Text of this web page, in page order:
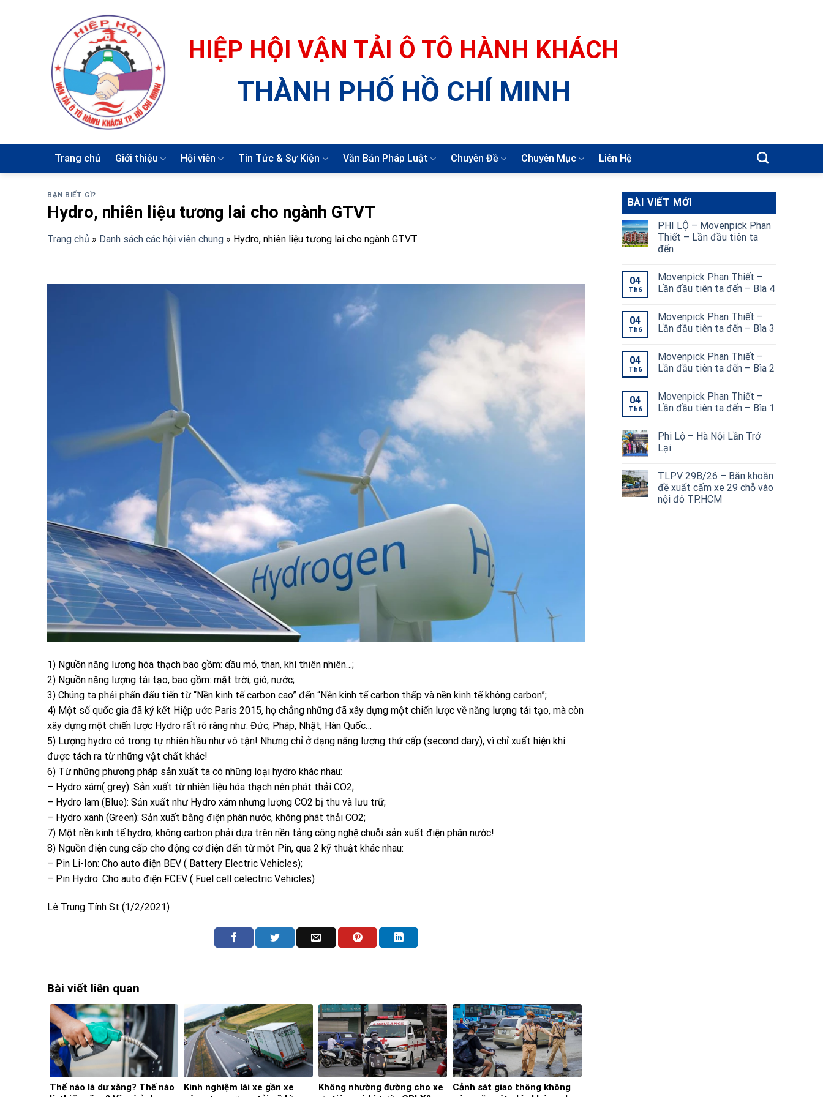
HIỆP HỘI VẬN TẢI Ô TÔ HÀNH KHÁCH
THÀNH PHỐ HỒ CHÍ MINH
Trang chủ Giới thiệu Hội viên Tin Tức & Sự Kiện Văn Bản Pháp Luật Chuyên Đề Chuyên Mục Liên Hệ
BẠN BIẾT GÌ?
Hydro, nhiên liệu tương lai cho ngành GTVT
Trang chủ » Danh sách các hội viên chung » Hydro, nhiên liệu tương lai cho ngành GTVT
1) Nguồn năng lương hóa thạch bao gồm: dầu mỏ, than, khí thiên nhiên…;
2) Nguồn năng lượng tái tạo, bao gồm: mặt trời, gió, nước;
3) Chúng ta phải phấn đấu tiến từ “Nền kinh tế carbon cao” đến “Nền kinh tế carbon thấp và nền kinh tế không carbon”;
4) Một số quốc gia đã ký kết Hiệp ước Paris 2015, họ chẳng những đã xây dựng một chiến lược về năng lượng tái tạo, mà còn
xây dựng một chiến lược Hydro rất rõ ràng như: Đức, Pháp, Nhật, Hàn Quốc…
5) Lượng hydro có trong tự nhiên hầu như vô tận! Nhưng chỉ ở dạng năng lượng thứ cấp (second dary), vì chỉ xuất hiện khi
được tách ra từ những vật chất khác!
6) Từ những phương pháp sản xuất ta có những loại hydro khác nhau:
– Hydro xám( grey): Sản xuất từ nhiên liệu hóa thạch nên phát thải CO2;
– Hydro lam (Blue): Sản xuất như Hydro xám nhưng lượng CO2 bị thu và lưu trữ;
– Hydro xanh (Green): Sản xuất bằng điện phân nước, không phát thải CO2;
7) Một nền kinh tế hydro, không carbon phải dựa trên nền tảng công nghệ chuỗi sản xuất điện phân nước!
8) Nguồn điện cung cấp cho động cơ điện đến từ một Pin, qua 2 kỹ thuật khác nhau:
– Pin Li-Ion: Cho auto điện BEV ( Battery Electric Vehicles);
– Pin Hydro: Cho auto điện FCEV ( Fuel cell celectric Vehicles)
Lê Trung Tính St (1/2/2021)
Bài viết liên quan
Thế nào là dư xăng? Thế nào
Kinh nghiệm lái xe gần xe
Không nhường đường cho xe
Cảnh sát giao thông không
BÀI VIẾT MỚI
PHI LỘ – Movenpick Phan
Thiết – Lần đầu tiên ta
đến
04
Th6
Movenpick Phan Thiết –
Lần đầu tiên ta đến – Bìa 4
04
Th6
Movenpick Phan Thiết –
Lần đầu tiên ta đến – Bìa 3
04
Th6
Movenpick Phan Thiết –
Lần đầu tiên ta đến – Bìa 2
04
Th6
Movenpick Phan Thiết –
Lần đầu tiên ta đến – Bìa 1
Phi Lộ – Hà Nội Lần Trở
Lại
TLPV 29B/26 – Băn khoăn
đề xuất cấm xe 29 chỗ vào
nội đô TP.HCM